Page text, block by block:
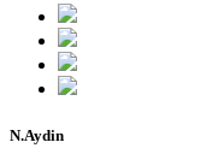
N.Aydin